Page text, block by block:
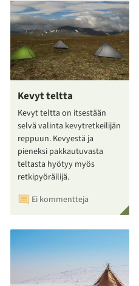
Kevyt teltta
Kevyt teltta on itsestään
selvä valinta kevytretkeilijän
reppuun. Kevyestä ja
pieneksi pakkautuvasta
teltasta hyötyy myös
retkipyöräilijä.
Ei kommentteja